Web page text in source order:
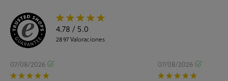
4.78 / 5.0
2897Valoraciones
07/08/2026 07/08/2026